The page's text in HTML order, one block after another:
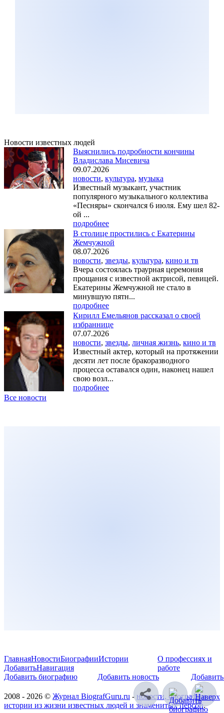
Новости известных людей
Выяснились подробности кончины
Владислава Мисевича
09.07.2026
новости, культура, музыка
Известный музыкант, участник
популярного музыкального коллектива
«Песняры» скончался 6 июля. Ему шел 82-
ой ...
подробнее
В столице простились с Екатерины
Жемчужной
08.07.2026
новости, звезды, культура, кино и тв
Вчера состоялась траурная церемония
прощания с известной актрисой, певицей.
Екатерины Жемчужной не стало в
минувшую пятн...
подробнее
Кирилл Емельянов рассказал о своей
избраннице
07.07.2026
новости, звезды, личная жизнь, кино и тв
Известный актер, который на протяжении
десяти лет после бракоразводного
процесса оставался один, наконец нашел
свою возл...
подробнее
Все новости
ГлавнаяНовостиБиографииИстории
ДобавитьНавигация
О профессиях и
работе
Добавить биографию
Добавить новость
2008 - 2026 © Журнал BiografGuru.ru - новости, биографии и
истории из жизни известных людей и знаменитых персон.